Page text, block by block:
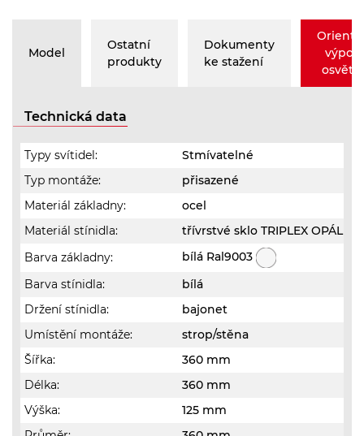
Model
Ostatní
produkty
Dokumenty
ke stažení
Technická data
Typy svítidel:
Stmívatelné
Typ montáže:
přisazené
Materiál základny:
ocel
Materiál stínidla:
třívrstvé sklo TRIPLEX OPÁL
Barva základny:
bílá Ral9003
Barva stínidla:
bílá
Držení stínidla:
bajonet
Umístění montáže:
strop/stěna
Šířka:
360 mm
Délka:
360 mm
Výška:
125 mm